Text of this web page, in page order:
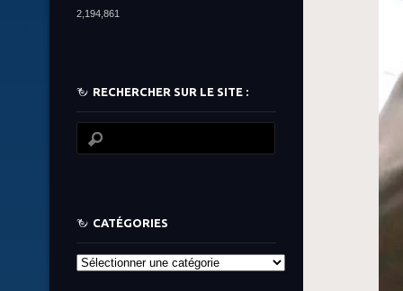
2,194,861
RECHERCHER SUR LE SITE :
CATÉGORIES
Catégories